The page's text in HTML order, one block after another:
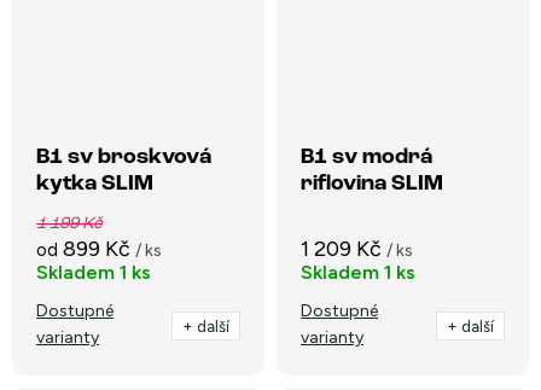
B1 sv broskvová
kytka SLIM
1 199 Kč
od 899 Kč / ks
Skladem 1 ks
Dostupné
varianty
+ další
B1 sv modrá
riflovina SLIM
1 209 Kč / ks
Skladem 1 ks
Dostupné
varianty
+ další